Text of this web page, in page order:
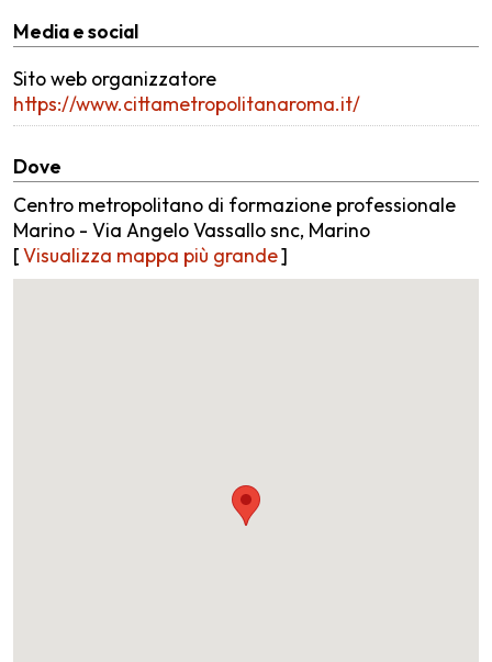
Media e social
Sito web organizzatore
https://www.cittametropolitanaroma.it/
Dove
Centro metropolitano di formazione professionale
Marino - Via Angelo Vassallo snc, Marino
[Visualizza mappa più grande]